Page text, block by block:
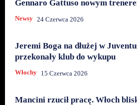
Gennaro Gattuso nowym
Newsy 24 Czerwca 2026
Jeremi Boga na dłużej w
przekonały klub do wykupu
Włochy 15 Czerwca 2026
Mancini rzucił pracę. Włoch